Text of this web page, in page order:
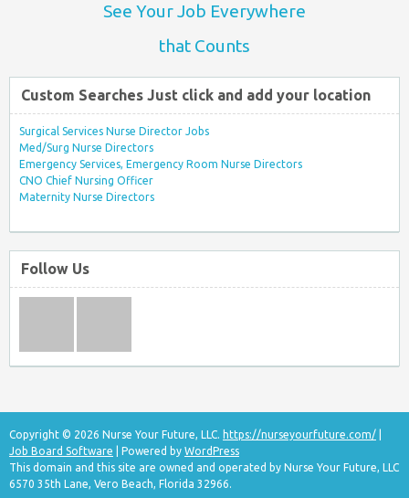
See Your Job Everywhere
that Counts
Custom Searches Just click and add your location
Surgical Services Nurse Director Jobs
Med/Surg Nurse Directors
Emergency Services, Emergency Room Nurse Directors
CNO Chief Nursing Officer
Maternity Nurse Directors
Follow Us
Copyright © 2026 Nurse Your Future, LLC. https://nurseyourfuture.com/
Job Board Software | Powered by WordPress
This domain and this site are owned and operated by Nurse Your Future, LLC
6570 35th Lane, Vero Beach, Florida 32966.